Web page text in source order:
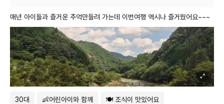
매년 아이들과 즐거운 추억만들려 가는데 이번여행 역시나 즐거웠어요~~~
30대 👶어린아이와 함께 🍽 조식이 맛있어요